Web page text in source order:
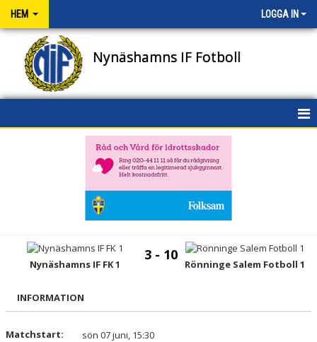
HEM LOGGA IN
Nynäshamns IF Fotboll
NIFENS FOND
KALENDER
Nynäshamns IF FK 1
3 - 10
Rönninge Salem Fotboll 1
INFORMATION
Matchstart:
sön 07 juni, 15:30